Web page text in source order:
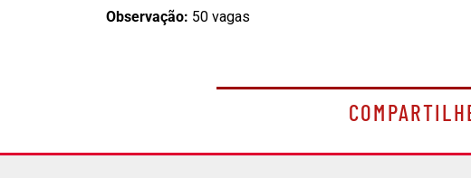
Observação: 50 vagas